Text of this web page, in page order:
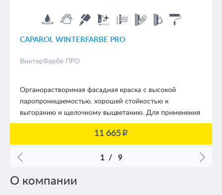
CAPAROL WINTERFARBE PRO
ВинтерФарбе ПРО
Органорастворимая фасадная краска с высокой
паропроницаемостью, хорошей стойкостью к
выгоранию и щелочному выцветанию. Для применения
в сложных погодных условиях до - 20 Сº
11 665p
1 / 9
О компании